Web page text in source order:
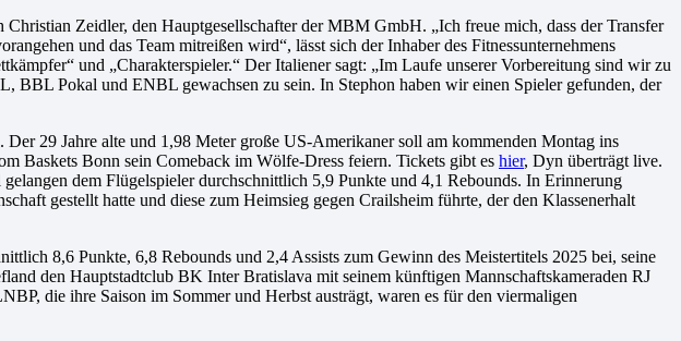
Zeidler, den Hauptgesellschafter der MBM GmbH. „Ich freue mich, dass der Transfer
und das Team mitreißen wird“, lässt sich der Inhaber des Fitnessunternehmens
und „Charakterspieler.“ Der Italiener sagt: „Im Laufe unserer Vorbereitung sind wir zu
BBL Pokal und ENBL gewachsen zu sein. In Stephon haben wir einen Spieler gefunden, der
29 Jahre alte und 1,98 Meter große US-Amerikaner soll am kommenden Montag ins
Baskets Bonn sein Comeback im Wölfe-Dress feiern. Tickets gibt es hier, Dyn überträgt live.
dem Flügelspieler durchschnittlich 5,9 Punkte und 4,1 Rebounds. In Erinnerung
gestellt hatte und diese zum Heimsieg gegen Crailsheim führte, der den Klassenerhalt
8,6 Punkte, 6,8 Rebounds und 2,4 Assists zum Gewinn des Meistertitels 2025 bei, seine
den Hauptstadtclub BK Inter Bratislava mit seinem künftigen Mannschaftskameraden RJ
die ihre Saison im Sommer und Herbst austrägt, waren es für den viermaligen